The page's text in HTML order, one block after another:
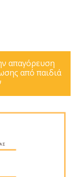
απαγόρευση
από παιδιά